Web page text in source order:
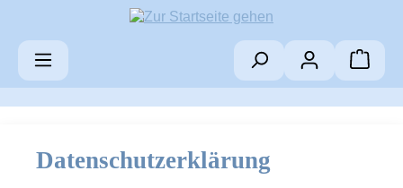
Zum Hauptinhalt springen
Datenschutzerklärung